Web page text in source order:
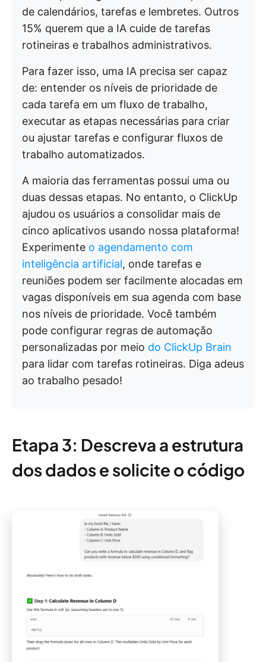
de calendários, tarefas e lembretes. Outros
15% querem que a IA cuide de tarefas
rotineiras e trabalhos administrativos.
Para fazer isso, uma IA precisa ser capaz
de: entender os níveis de prioridade de
cada tarefa em um fluxo de trabalho,
executar as etapas necessárias para criar
ou ajustar tarefas e configurar fluxos de
trabalho automatizados.
A maioria das ferramentas possui uma ou
duas dessas etapas. No entanto, o ClickUp
ajudou os usuários a consolidar mais de
cinco aplicativos usando nossa plataforma!
Experimente o agendamento com
inteligência artificial, onde tarefas e
reuniões podem ser facilmente alocadas em
vagas disponíveis em sua agenda com base
nos níveis de prioridade. Você também
pode configurar regras de automação
personalizadas por meio do ClickUp Brain
para lidar com tarefas rotineiras. Diga adeus
ao trabalho pesado!
Etapa 3: Descreva a estrutura
dos dados e solicite o código